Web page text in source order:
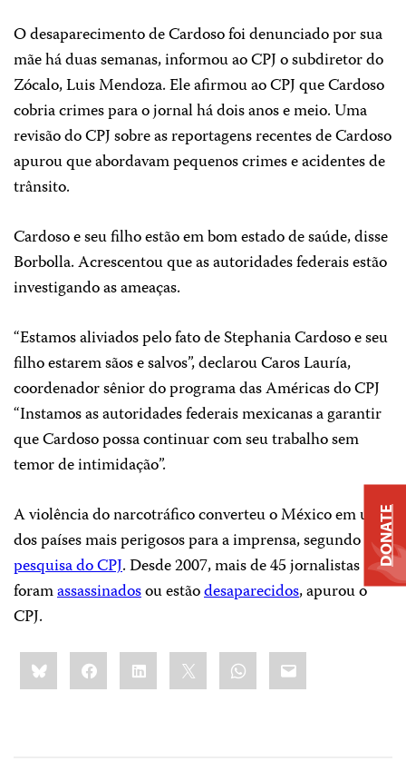
O desaparecimento de Cardoso foi denunciado por sua
mãe há duas semanas, informou ao CPJ o subdiretor do
Zócalo, Luis Mendoza. Ele afirmou ao CPJ que Cardoso
cobria crimes para o jornal há dois anos e meio. Uma
revisão do CPJ sobre as reportagens recentes de Cardoso
apurou que abordavam pequenos crimes e acidentes de
trânsito.
Cardoso e seu filho estão em bom estado de saúde, disse
Borbolla. Acrescentou que as autoridades federais estão
investigando as ameaças.
“Estamos aliviados pelo fato de Stephania Cardoso e seu
filho estarem sãos e salvos”, declarou Caros Lauría,
coordenador sênior do programa das Américas do CPJ
“Instamos as autoridades federais mexicanas a garantir
que Cardoso possa continuar com seu trabalho sem
temor de intimidação”.
A violência do narcotráfico converteu o México em um
dos países mais perigosos para a imprensa, segundo a
pesquisa do CPJ. Desde 2007, mais de 45 jornalistas
foramassassinadosou estãodesaparecidos, apurou o
CPJ.
Share
this:BlueskyFacebookLinkedIn WhatsApp
Email
DONATE